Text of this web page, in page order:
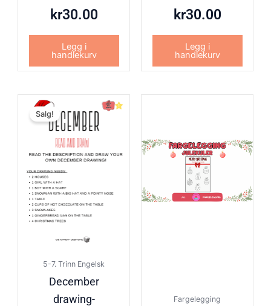
kr30.00
Legg i
handlekurv
kr30.00
Legg i
handlekurv
Salg!
5-7. Trinn Engelsk
December
drawing-
Opprinnelig
pris
kr30.00.
Nåværende
pris
kr20.00.
Fargelegging